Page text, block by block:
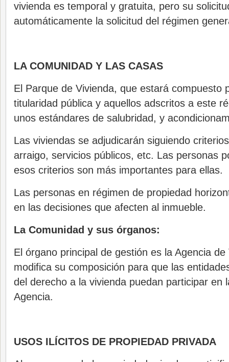
vivienda es temporal y gratuita, pero su
automáticamente la solicitud del régimen
LA COMUNIDAD Y LAS CASAS
El Parque de Vivienda, que estará compuesto
titularidad pública y aquellos adscritos a este
unos estándares de salubridad, y
Las viviendas se adjudicarán siguiendo
arraigo, servicios públicos, etc. Las personas
esos criterios son más importantes para ellas.
Las personas en régimen de propiedad
en las decisiones que afecten al inmueble.
La Comunidad y sus órganos:
El órgano principal de gestión es la Agencia
modifica su composición para que las
del derecho a la vivienda puedan participar en
Agencia.
USOS ILÍCITOS DE PROPIEDAD PRIVADA